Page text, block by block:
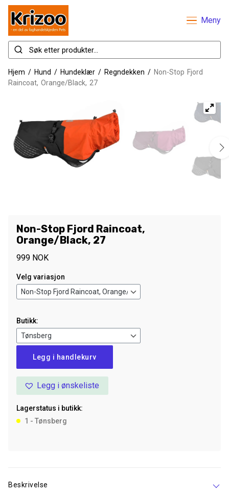
Meny
Hjem / Hund / Hundeklær / Regndekken / Non-Stop Fjord
Raincoat, Orange/Black, 27
Non-Stop Fjord Raincoat,
Orange/Black, 27
999 NOK
Velg variasjon
Butikk:
Fjord
Raincoat,
27
antall
Legg i handlekurv
Legg i ønskeliste
Lagerstatus i butikk:
1 - Tønsberg
Beskrivelse